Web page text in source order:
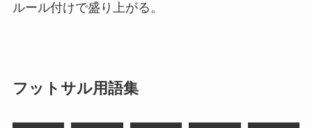
ルール付けで盛り上がる。
フットサル用語集